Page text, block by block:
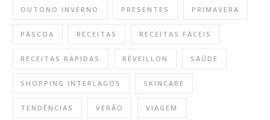
OUTONO INVERNO PRESENTES PRIMAVERA
PÁSCOA RECEITAS RECEITAS FÁCEIS
RECEITAS RÁPIDAS RÉVEILLON SAÚDE
SHOPPING INTERLAGOS SKINCARE
TENDÊNCIAS VERÃO VIAGEM